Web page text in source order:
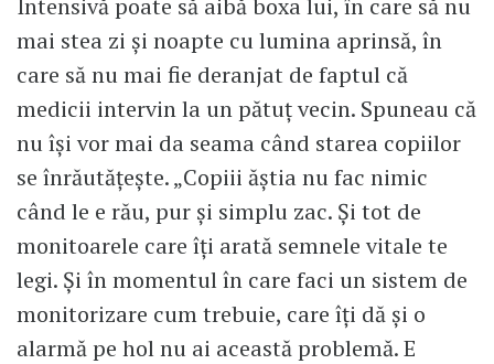
mai stea zi și noapte cu lumina aprinsă, în
care să nu mai fie deranjat de faptul că
medicii intervin la un pătuț vecin. Spuneau că
nu își vor mai da seama când starea copiilor
se înrăutățește. „Copiii ăștia nu fac nimic
când le e rău, pur și simplu zac. Și tot de
monitoarele care îți arată semnele vitale te
legi. Și în momentul în care faci un sistem de
monitorizare cum trebuie, care îți dă și o
alarmă pe hol nu ai această problemă. E